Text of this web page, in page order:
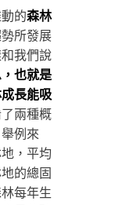
的森林
所發展
我們說
也就是
長能吸
兩種概
例來
，平均
的總固
每年生